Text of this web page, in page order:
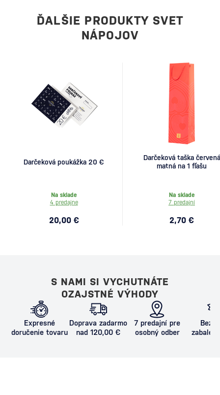
ĎALŠIE PRODUKTY SVET
NÁPOJOV
Darčeková poukážka 20 €
Na sklade
4 predajne
20,00 €
Darčeková taška červená
matná na 1 fľašu
Na sklade
7 predajní
2,70 €
S NAMI SI VYCHUTNÁTE
OZAJSTNÉ VÝHODY
Expresné
doručenie tovaru
Doprava zadarmo
nad 120,00 €
7 predajní pre
osobný odber